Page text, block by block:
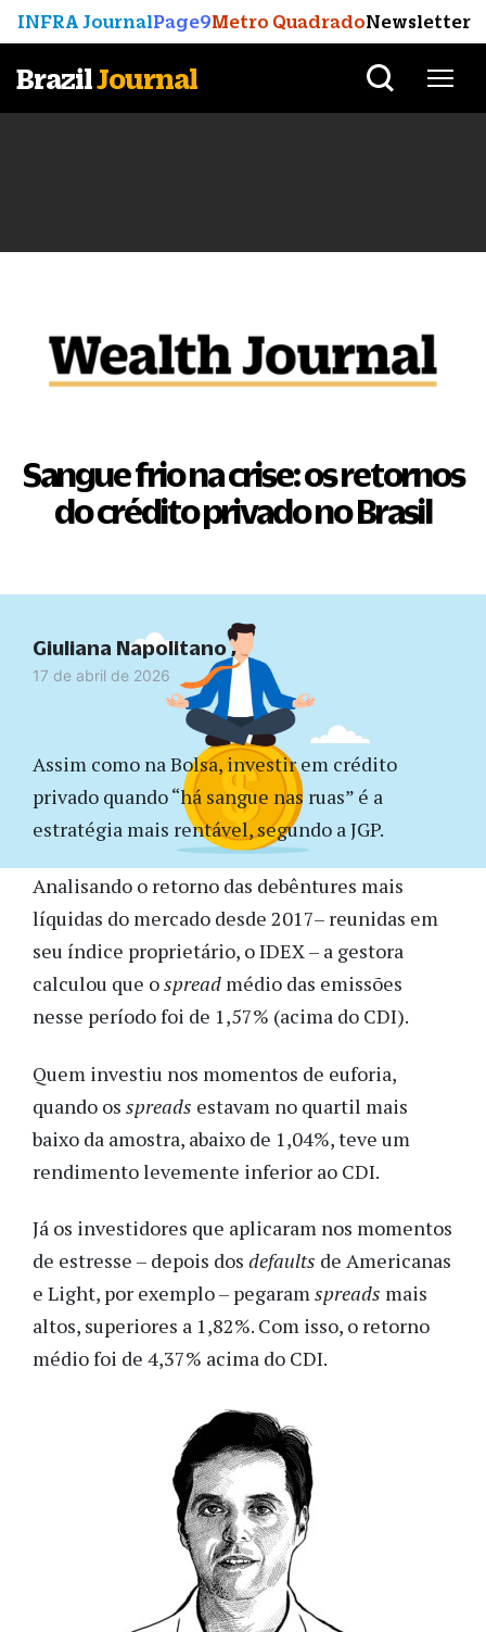
INFRA JournalPage9Metro QuadradoNewsletter
BrazilJournal
Sangue frio na crise: os retornos
do crédito privado no Brasil
17 de abril de 2026
Assim como na Bolsa, investir em crédito
privado quando “há sangue nas ruas” é a
estratégia mais rentável, segundo a JGP.
Analisando o retorno das debêntures mais
líquidas do mercado desde 2017– reunidas em
seu índice proprietário, o IDEX – a gestora
calculou que ospread médio das emissões
nesse período foi de 1,57% (acima do CDI).
Quem investiu nos momentos de euforia,
quando os spreads estavam no quartil mais
baixo da amostra, abaixo de 1,04%, teve um
rendimento levemente inferior ao CDI.
Já os investidores que aplicaram nos momentos
de estresse – depois dos defaults de Americanas
e Light, por exemplo – pegaramspreads mais
altos, superiores a 1,82%. Com isso, o retorno
médio foi de 4,37% acima do CDI.
Giuliana Napolitano